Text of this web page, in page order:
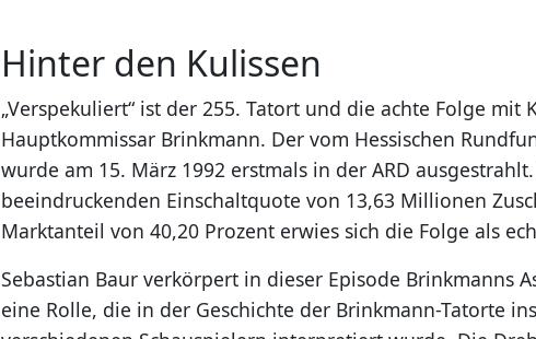
Hinter den Kulissen
„Verspekuliert“ ist der 255. Tatort und die achte Folge mit
Hauptkommissar Brinkmann. Der vom Hessischen
wurde am 15. März 1992 erstmals in der ARD
beeindruckenden Einschaltquote von 13,63 Millionen
Marktanteil von 40,20 Prozent erwies sich die Folge als
Sebastian Baur verkörpert in dieser Episode Brinkmanns
eine Rolle, die in der Geschichte der Brinkmann-Tatorte